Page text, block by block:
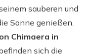
sauberen und
Sonne genießen.
Chimaera in
sich die